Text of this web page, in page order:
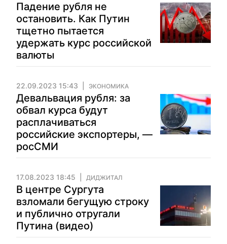
Падение рубля не
остановить. Как Путин
тщетно пытается
удержать курс российской
валюты
22.09.2023 15:43 ЭКОНОМИКА
Девальвация рубля: за
обвал курса будут
расплачиваться
российские экспортеры, —
росСМИ
17.08.2023 18:45 ДИДЖИТАЛ
В центре Сургута
взломали бегущую строку
и публично отругали
Путина (видео)